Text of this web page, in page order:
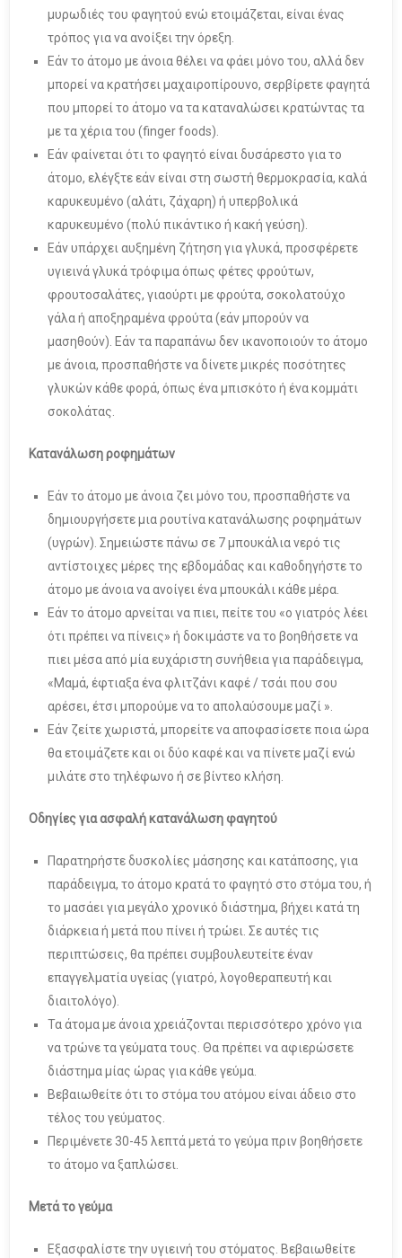
μυρωδιές του φαγητού ενώ ετοιμάζεται, είναι ένας
τρόπος για να ανοίξει την όρεξη.
Εάν το άτομο με άνοια θέλει να φάει μόνο του, αλλά δεν
μπορεί να κρατήσει μαχαιροπίρουνο, σερβίρετε φαγητά
που μπορεί το άτομο να τα καταναλώσει κρατώντας τα
με τα χέρια του (finger foods).
Εάν φαίνεται ότι το φαγητό είναι δυσάρεστο για το
άτομο, ελέγξτε εάν είναι στη σωστή θερμοκρασία, καλά
καρυκευμένο (αλάτι, ζάχαρη) ή υπερβολικά
καρυκευμένο (πολύ πικάντικο ή κακή γεύση).
Εάν υπάρχει αυξημένη ζήτηση για γλυκά, προσφέρετε
υγιεινά γλυκά τρόφιμα όπως φέτες φρούτων,
φρουτοσαλάτες, γιαούρτι με φρούτα, σοκολατούχο
γάλα ή αποξηραμένα φρούτα (εάν μπορούν να
μασηθούν). Εάν τα παραπάνω δεν ικανοποιούν το άτομο
με άνοια, προσπαθήστε να δίνετε μικρές ποσότητες
γλυκών κάθε φορά, όπως ένα μπισκότο ή ένα κομμάτι
σοκολάτας.
Κατανάλωση ροφημάτων
Εάν το άτομο με άνοια ζει μόνο του, προσπαθήστε να
δημιουργήσετε μια ρουτίνα κατανάλωσης ροφημάτων
(υγρών). Σημειώστε πάνω σε 7 μπουκάλια νερό τις
αντίστοιχες μέρες της εβδομάδας και καθοδηγήστε το
άτομο με άνοια να ανοίγει ένα μπουκάλι κάθε μέρα.
Εάν το άτομο αρνείται να πιει, πείτε του «ο γιατρός λέει
ότι πρέπει να πίνεις» ή δοκιμάστε να το βοηθήσετε να
πιει μέσα από μία ευχάριστη συνήθεια για παράδειγμα,
«Μαμά, έφτιαξα ένα φλιτζάνι καφέ / τσάι που σου
αρέσει, έτσι μπορούμε να το απολαύσουμε μαζί ».
Εάν ζείτε χωριστά, μπορείτε να αποφασίσετε ποια ώρα
θα ετοιμάζετε και οι δύο καφέ και να πίνετε μαζί ενώ
μιλάτε στο τηλέφωνο ή σε βίντεο κλήση.
Οδηγίες για ασφαλή κατανάλωση φαγητού
Παρατηρήστε δυσκολίες μάσησης και κατάποσης, για
παράδειγμα, το άτομο κρατά το φαγητό στο στόμα του, ή
το μασάει για μεγάλο χρονικό διάστημα, βήχει κατά τη
διάρκεια ή μετά που πίνει ή τρώει. Σε αυτές τις
περιπτώσεις, θα πρέπει συμβουλευτείτε έναν
επαγγελματία υγείας (γιατρό, λογοθεραπευτή και
διαιτολόγο).
Τα άτομα με άνοια χρειάζονται περισσότερο χρόνο για
να τρώνε τα γεύματα τους. Θα πρέπει να αφιερώσετε
διάστημα μίας ώρας για κάθε γεύμα.
Βεβαιωθείτε ότι το στόμα του ατόμου είναι άδειο στο
τέλος του γεύματος.
Περιμένετε 30-45 λεπτά μετά το γεύμα πριν βοηθήσετε
το άτομο να ξαπλώσει.
Μετά το γεύμα
Εξασφαλίστε την υγιεινή του στόματος. Βεβαιωθείτε